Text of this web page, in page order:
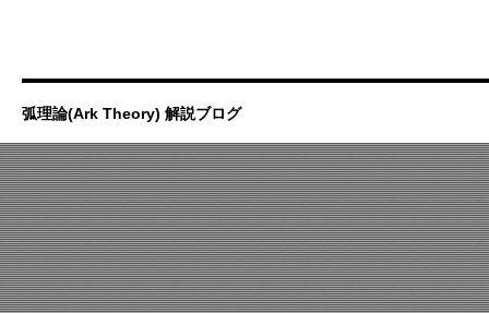
弧理論(Ark Theory) 解説ブログ